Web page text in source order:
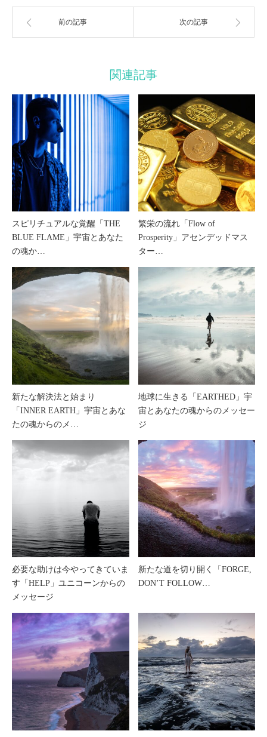
前の記事 次の記事
関連記事
スピリチュアルな覚醒「THE
BLUE FLAME」宇宙とあなた
の魂か…
繁栄の流れ「Flow of
Prosperity」アセンデッドマス
ター…
新たな解決法と始まり
「INNER EARTH」宇宙とあな
たの魂からのメ…
地球に生きる「EARTHED」宇
宙とあなたの魂からのメッセー
ジ
必要な助けは今やってきていま
す「HELP」ユニコーンからの
メッセージ
新たな道を切り開く「FORGE,
DON’T FOLLOW…